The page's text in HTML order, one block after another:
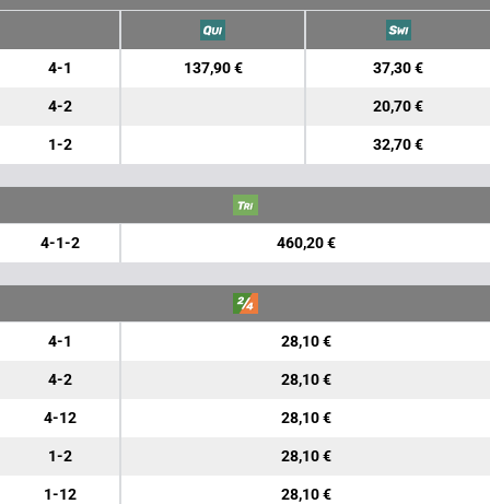
4-1 137,90 € 37,30 €
4-2 20,70 €
1-2 32,70 €
4-1-2 460,20 €
4-1 28,10 €
4-2 28,10 €
4-12 28,10 €
1-2 28,10 €
1-12 28,10 €